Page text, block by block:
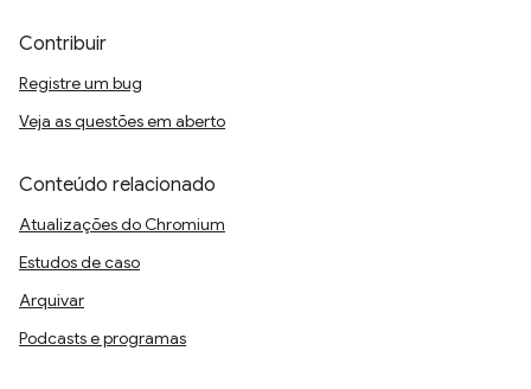
Contribuir
Registre um bug
Veja as questões em aberto
Conteúdo relacionado
Atualizações do Chromium
Estudos de caso
Arquivar
Podcasts e programas